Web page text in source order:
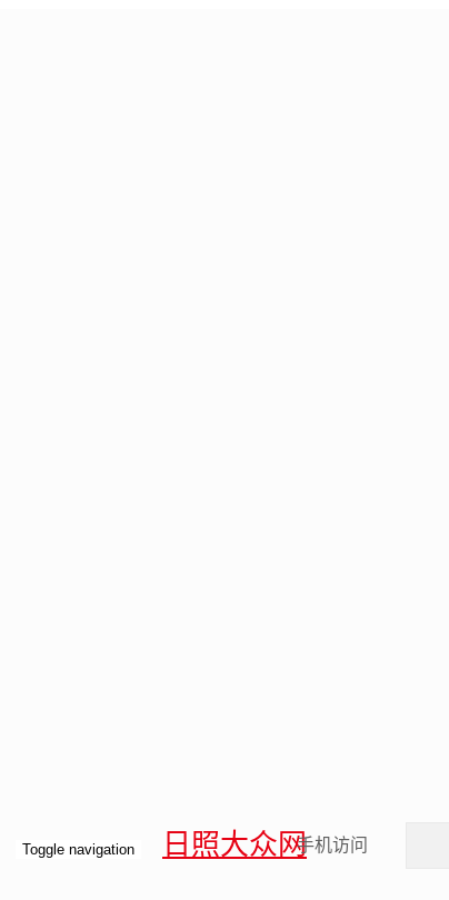
Toggle navigation 日照大众网手机访问